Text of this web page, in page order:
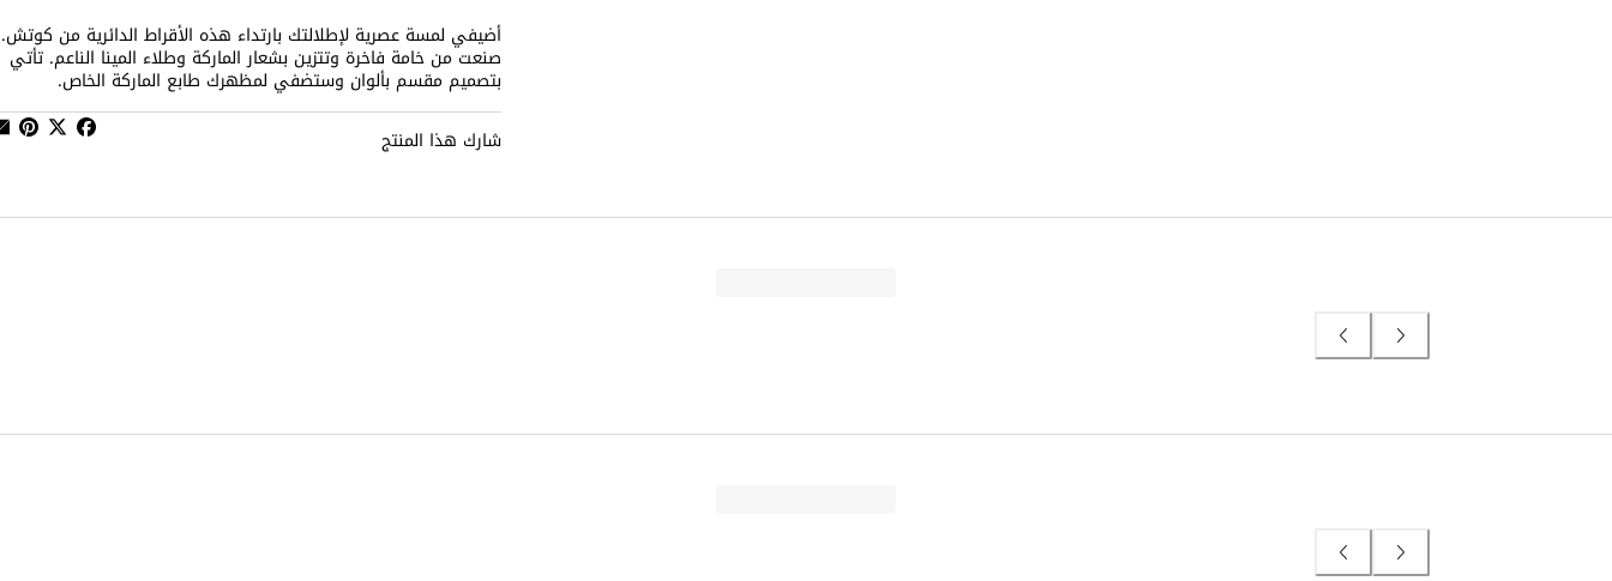
أضيفي لمسة عصرية لإطلالتك بارتداء هذه الأقراط الدائرية من كوتش.
صنعت من خامة فاخرة وتتزين بشعار الماركة وطلاء المينا الناعم. تأتي
بتصميم مقسم بألوان وستضفي لمظهرك طابع الماركة الخاص.
شارك هذا المنتج